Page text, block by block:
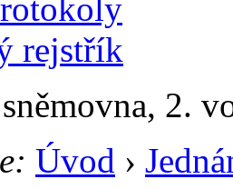
rejstřík
2.
Úvod ›